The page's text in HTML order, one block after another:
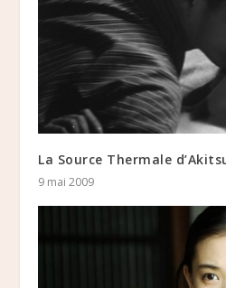
La Source Thermale
9 mai 2009